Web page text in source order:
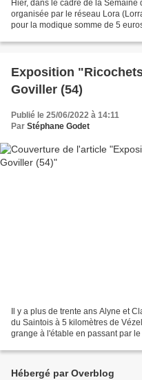
Hier, dans le cadre de la
organisée par le réseau Lora
pour la modique somme de 5
Exposition
Goviller (54)
Publié le 25/06/2022 à 14:11
Par Stéphane Godet
Il y a plus de trente ans Alyne et
du Saintois à 5 kilomètres de
grange à l'étable en passant par
Hébergé par Overblog